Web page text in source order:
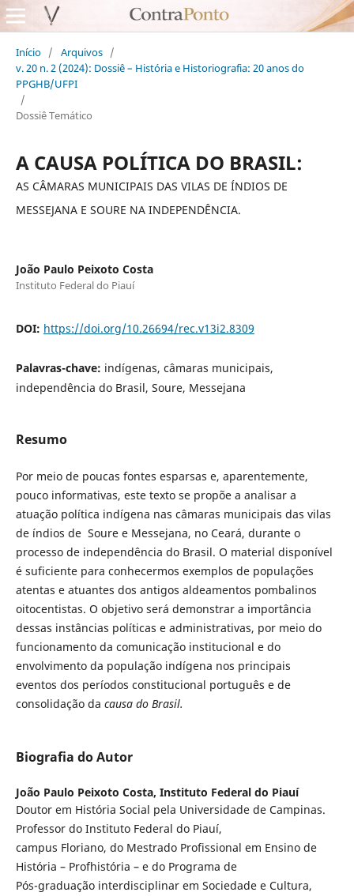
Início / Arquivos /
v. 20 n. 2 (2024): Dossiê – História e Historiografia: 20 anos do
PPGHB/UFPI
/
Dossiê Temático
A CAUSA POLÍTICA DO BRASIL:
AS CÂMARAS MUNICIPAIS DAS VILAS DE ÍNDIOS DE
MESSEJANA E SOURE NA INDEPENDÊNCIA.
João Paulo Peixoto Costa
Instituto Federal do Piauí
DOI: https://doi.org/10.26694/rec.v13i2.8309
Palavras-chave: indígenas, câmaras municipais,
independência do Brasil, Soure, Messejana
Resumo
Por meio de poucas fontes esparsas e, aparentemente,
pouco informativas, este texto se propõe a analisar a
atuação política indígena nas câmaras municipais das vilas
de índios de Soure e Messejana, no Ceará, durante o
processo de independência do Brasil. O material disponível
é suficiente para conhecermos exemplos de populações
atentas e atuantes dos antigos aldeamentos pombalinos
oitocentistas. O objetivo será demonstrar a importância
dessas instâncias políticas e administrativas, por meio do
funcionamento da comunicação institucional e do
envolvimento da população indígena nos principais
eventos dos períodos constitucional português e de
consolidação da causa do Brasil.
Biografia do Autor
João Paulo Peixoto Costa, Instituto Federal do Piauí
Doutor em História Social pela Universidade de Campinas.
Professor do Instituto Federal do Piauí,
campus Floriano, do Mestrado Profissional em Ensino de
História – Profhistória – e do Programa de
Pós-graduação interdisciplinar em Sociedade e Cultura,